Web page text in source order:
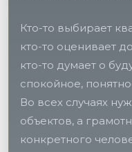
Кто-то выбирает
кто-то оценивает
кто-то думает о
спокойное,
Во всех случаях
объектов, а
конкретного